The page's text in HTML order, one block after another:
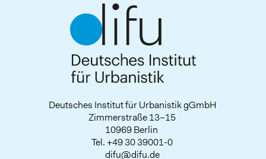
Deutsches Institut für Urbanistik gGmbH
Zimmerstraße 13–15
10969 Berlin
Tel.+49 30 39001-0
difu@difu.de